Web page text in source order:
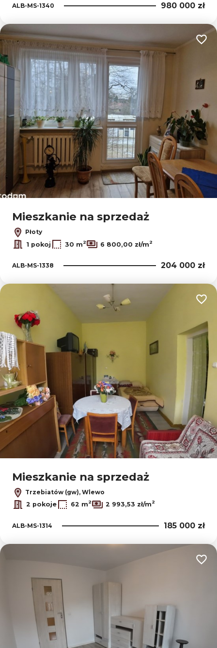
ALB-MS-1340 980 000 zł
Mieszkanie na sprzedaż
Płoty
1 pokoj
30 m2 6 800,00 zł/m2
ALB-MS-1338 204 000 zł
Mieszkanie na sprzedaż
Trzebiatów (gw), Wlewo
2 pokoje
62 m2 2 993,53 zł/m2
ALB-MS-1314 185 000 zł